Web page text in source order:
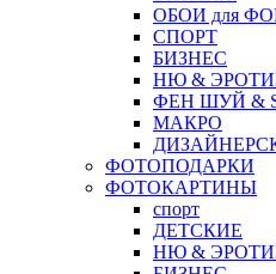
ОБОИ для
СПОРТ
БИЗНЕС
НЮ &
ФЕН ШУЙ &
МАКРО
ФОТОПОДАРКИ
ФОТОКАРТИНЫ
спорт
ДЕТСКИЕ
НЮ &